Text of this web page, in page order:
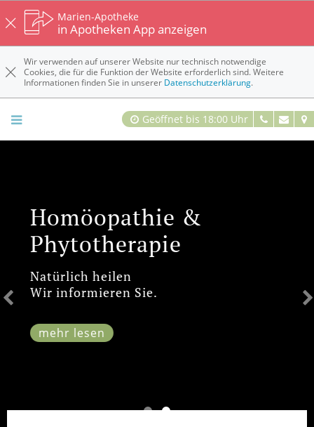
Marien-Apotheke
in Apotheken App anzeigen
Wir verwenden auf unserer Website nur technisch notwendige
Cookies, die für die Funktion der Website erforderlich sind. Weitere
Informationen finden Sie in unserer Datenschutzerklärung.
Geöffnet bis 18:00 Uhr
Gut leben mit
Vorhofflimmern
Keine Chance dem Schlaganfall!